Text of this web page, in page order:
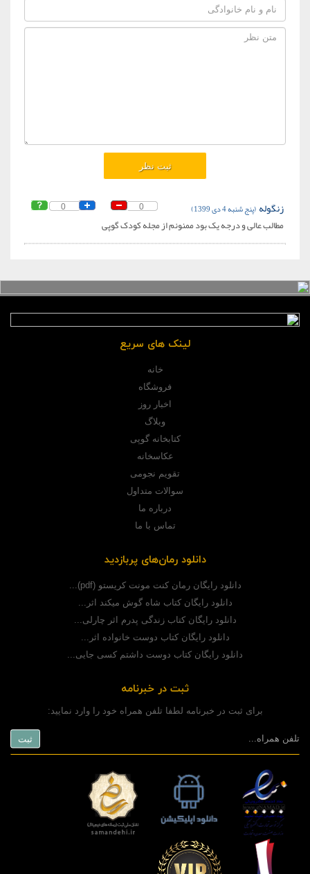
0 0 زنگوله (پنج شنبه 4 دی 1399)
مطالب عالی و درجه یک بود ممنونم از مجله کودک گوپی
لینک های سریع
خانه
فروشگاه
اخبار روز
وبلاگ
کتابخانه گوپی
عکاسخانه
تقویم نجومی
سوالات متداول
درباره ما
تماس با ما
دانلود رمان‌های پربازدید
دانلود رایگان رمان کنت مونت کریستو (pdf)...
دانلود رایگان کتاب شاه گوش میکند اثر...
دانلود رایگان کتاب زندگی پدرم اثر چارلی...
دانلود رایگان کتاب دوست خانواده اثر...
دانلود رایگان کتاب دوست داشتم کسی جایی...
ثبت در خبرنامه
برای ثبت در خبرنامه لطفا تلفن همراه خود را وارد نمایید: